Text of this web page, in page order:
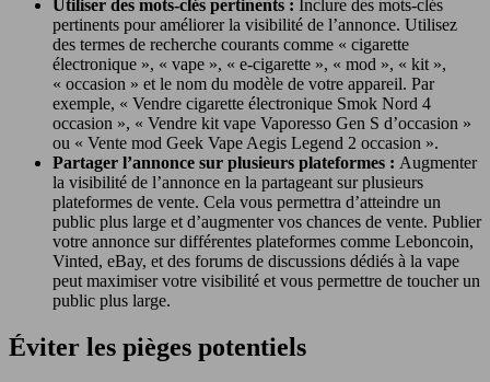
Utiliser des mots-clés pertinents : Inclure des mots-clés
pertinents pour améliorer la visibilité de l’annonce. Utilisez
des termes de recherche courants comme « cigarette
électronique », « vape », « e-cigarette », « mod », « kit »,
« occasion » et le nom du modèle de votre appareil. Par
exemple, « Vendre cigarette électronique Smok Nord 4
occasion », « Vendre kit vape Vaporesso Gen S d’occasion »
ou « Vente mod Geek Vape Aegis Legend 2 occasion ».
Partager l’annonce sur plusieurs plateformes : Augmenter
la visibilité de l’annonce en la partageant sur plusieurs
plateformes de vente. Cela vous permettra d’atteindre un
public plus large et d’augmenter vos chances de vente. Publier
votre annonce sur différentes plateformes comme Leboncoin,
Vinted, eBay, et des forums de discussions dédiés à la vape
peut maximiser votre visibilité et vous permettre de toucher un
public plus large.
Éviter les pièges potentiels